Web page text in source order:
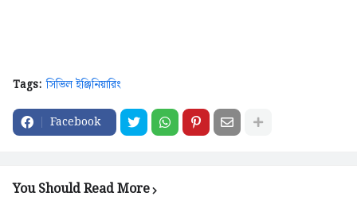
Tags: সিভিল ইঞ্জিনিয়ারিং
Facebook
You Should Read More